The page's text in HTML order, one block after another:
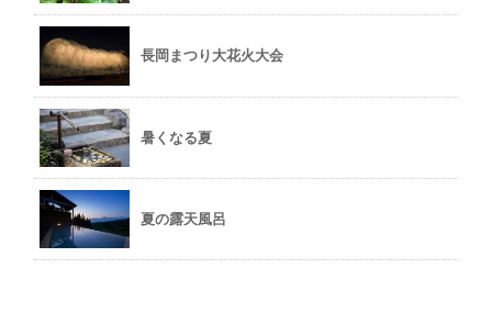
長岡まつり大花火大会
暑くなる夏
夏の露天風呂